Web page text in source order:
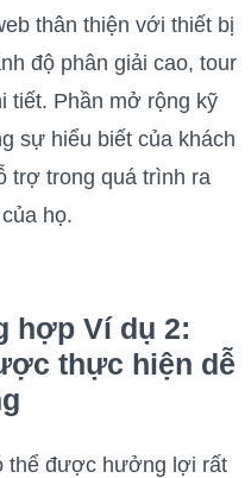
thân thiện với thiết bị
độ phân giải cao, tour
tiết. Phần mở rộng kỹ
sự hiểu biết của khách
trợ trong quá trình ra
họ.
hợp Ví dụ 2:
thực hiện dễ
thể được hưởng lợi rất